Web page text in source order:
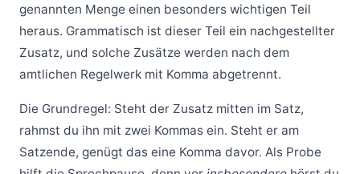
genannten Menge einen besonders wichtigen Teil
heraus. Grammatisch ist dieser Teil ein nachgestellter
Zusatz, und solche Zusätze werden nach dem
amtlichen Regelwerk mit Komma abgetrennt.
Die Grundregel: Steht der Zusatz mitten im Satz,
rahmst du ihn mit zwei Kommas ein. Steht er am
Satzende, genügt das eine Komma davor. Als Probe